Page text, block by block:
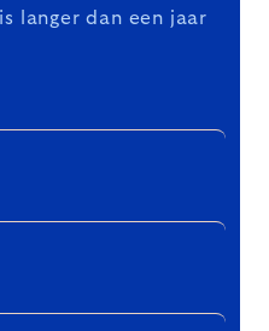
langer dan een jaar